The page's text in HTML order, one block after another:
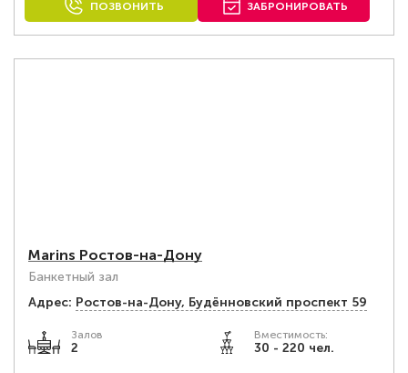
ПОЗВОНИТЬ ЗАБРОНИРОВАТЬ
Marins Ростов-на-Дону
Банкетный зал
Адрес: Ростов-на-Дону, Будённовский проспект 59
Залов
2
Вместимость:
30 - 220 чел.